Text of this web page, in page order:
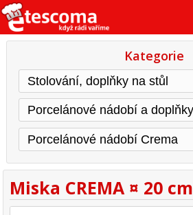
Kategorie
Miska CREMA ¤ 20 cm